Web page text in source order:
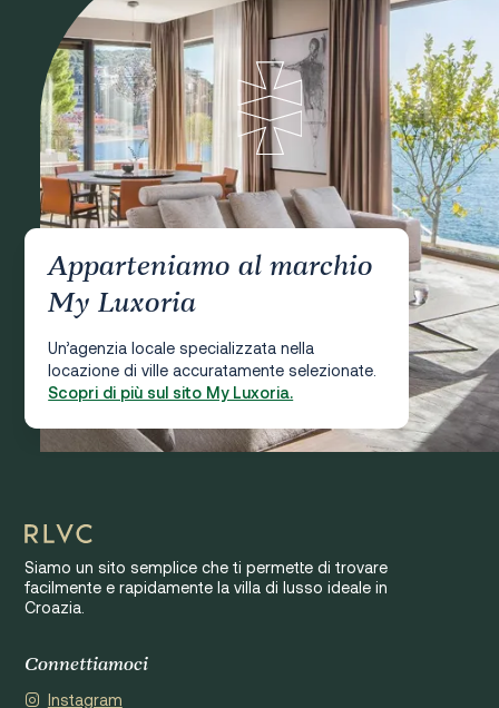
Apparteniamo al marchio
My Luxoria
Un’agenzia locale specializzata nella
locazione di ville accuratamente selezionate.
Scopri di più sul sito My Luxoria.
Siamo un sito semplice che ti permette di trovare
facilmente e rapidamente la villa di lusso ideale in
Croazia.
Connettiamoci
Instagram